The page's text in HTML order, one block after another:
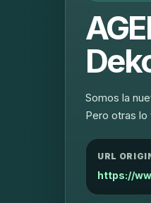
Somos la
Pero otras lo
URL
https://